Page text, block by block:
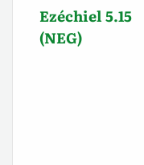
Ezéchiel 5.15
(NEG)